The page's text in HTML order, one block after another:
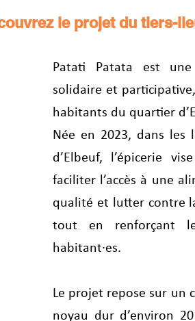
le projet du tiers-
Patati Patata est
solidaire et
habitants du quartier
Née en 2023, dans les
d’Elbeuf, l’épicerie
faciliter l’accès à une
qualité et lutter contre
tout en renforçant
habitant·es.
Le projet repose sur un
noyau dur d’environ